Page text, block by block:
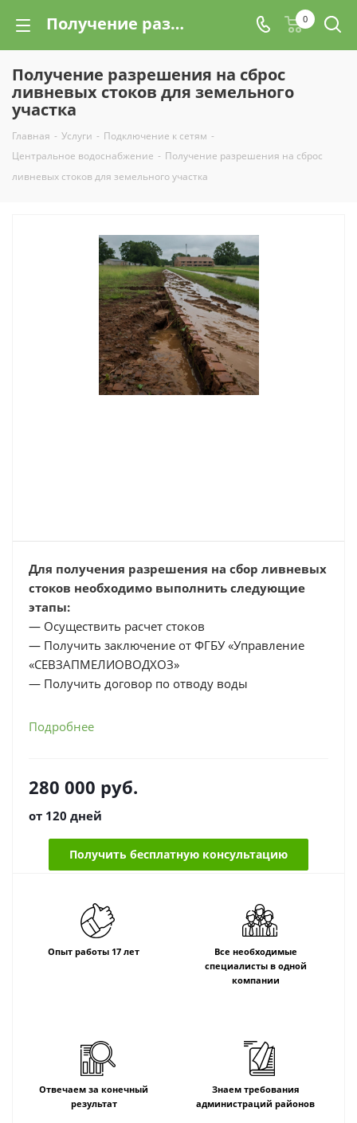
Получение разрешения на сброс ливневых стоков для земельного участка 0
Получение разрешения на сброс
ливневых стоков для земельного
участка
Главная - Услуги - Подключение к сетям -
Центральное водоснабжение - Получение разрешения на сброс
ливневых стоков для земельного участка
Для получения разрешения на сбор ливневых
стоков необходимо выполнить следующие
этапы:
— Осуществить расчет стоков
— Получить заключение от ФГБУ «Управление
«СЕВЗАПМЕЛИОВОДХОЗ»
— Получить договор по отводу воды
Подробнее
280 000 руб.
от 120 дней
Получить бесплатную консультацию
Опыт работы 17 лет
Все необходимые
специалисты в одной
компании
Отвечаем за конечный
результат
Знаем требования
администраций районов